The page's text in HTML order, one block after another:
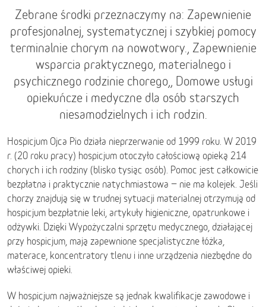
Zebrane środki przeznaczymy na: Zapewnienie
profesjonalnej, systematycznej i szybkiej pomocy
terminalnie chorym na nowotwory., Zapewnienie
wsparcia praktycznego, materialnego i
psychicznego rodzinie chorego,, Domowe usługi
opiekuńcze i medyczne dla osób starszych
niesamodzielnych i ich rodzin.
Hospicjum Ojca Pio działa nieprzerwanie od 1999 roku. W 2019
r. (20 roku pracy) hospicjum otoczyło całościową opieką 214
chorych i ich rodziny (blisko tysiąc osób). Pomoc jest całkowicie
bezpłatna i praktycznie natychmiastowa − nie ma kolejek. Jeśli
chorzy znajdują się w trudnej sytuacji materialnej otrzymują od
hospicjum bezpłatnie leki, artykuły higieniczne, opatrunkowe i
odżywki. Dzięki Wypożyczalni sprzętu medycznego, działającej
przy hospicjum, mają zapewnione specjalistyczne łóżka,
materace, koncentratory tlenu i inne urządzenia niezbędne do
właściwej opieki.
W hospicjum najważniejsze są jednak kwalifikacje zawodowe i